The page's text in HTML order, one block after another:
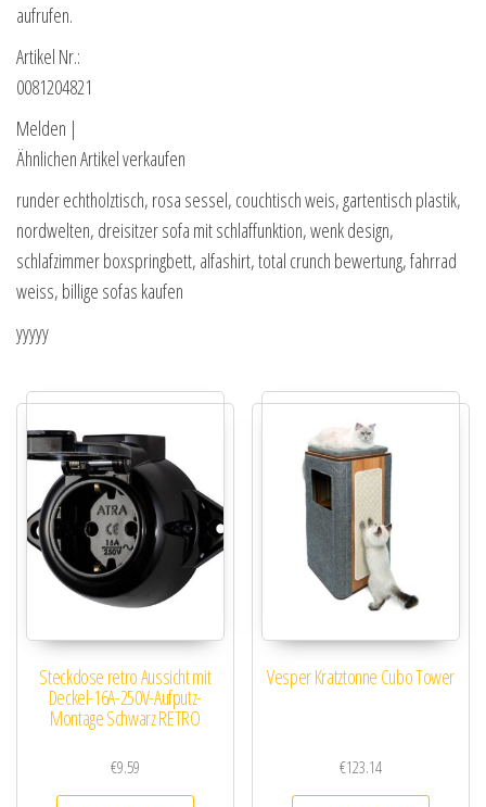
aufrufen.
Artikel Nr.:
0081204821
Melden |
Ähnlichen Artikel verkaufen
runder echtholztisch, rosa sessel, couchtisch weis, gartentisch plastik,
nordwelten, dreisitzer sofa mit schlaffunktion, wenk design,
schlafzimmer boxspringbett, alfashirt, total crunch bewertung, fahrrad
weiss, billige sofas kaufen
yyyyy
Steckdose retro Aussicht mit
Deckel-16A-250V-Aufputz-
Montage Schwarz RETRO
€9.59
Vesper Kratztonne Cubo Tower
€123.14